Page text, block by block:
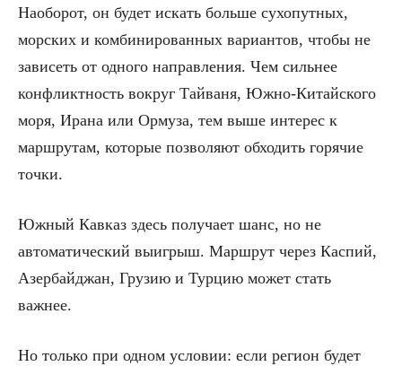
Наоборот, он будет искать больше сухопутных,
морских и комбинированных вариантов, чтобы не
зависеть от одного направления. Чем сильнее
конфликтность вокруг Тайваня, Южно-Китайского
моря, Ирана или Ормуза, тем выше интерес к
маршрутам, которые позволяют обходить горячие
точки.
Южный Кавказ здесь получает шанс, но не
автоматический выигрыш. Маршрут через Каспий,
Азербайджан, Грузию и Турцию может стать
важнее.
Но только при одном условии: если регион будет